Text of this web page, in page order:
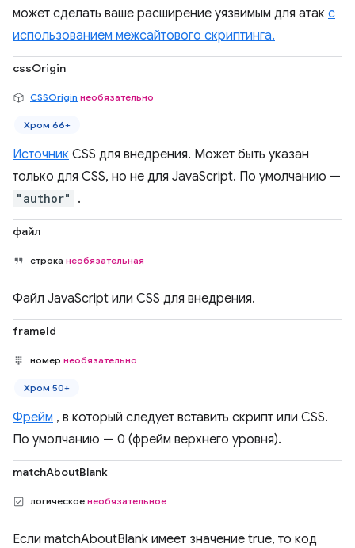
может сделать ваше расширение уязвимым для атак с
использованием межсайтового скриптинга.
cssOrigin
CSSOrigin необязательно
Хром 66+
Источник CSS для внедрения. Может быть указан
только для CSS, но не для JavaScript. По умолчанию —
"author" .
файл
строка необязательная
Файл JavaScript или CSS для внедрения.
frameId
номер необязательно
Хром 50+
Фрейм , в который следует вставить скрипт или CSS.
По умолчанию — 0 (фрейм верхнего уровня).
matchAboutBlank
логическое необязательное
Если matchAboutBlank имеет значение true, то код